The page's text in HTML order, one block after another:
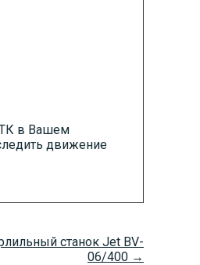
ТК в Вашем
движение
станок Jet BV-
06/400 →